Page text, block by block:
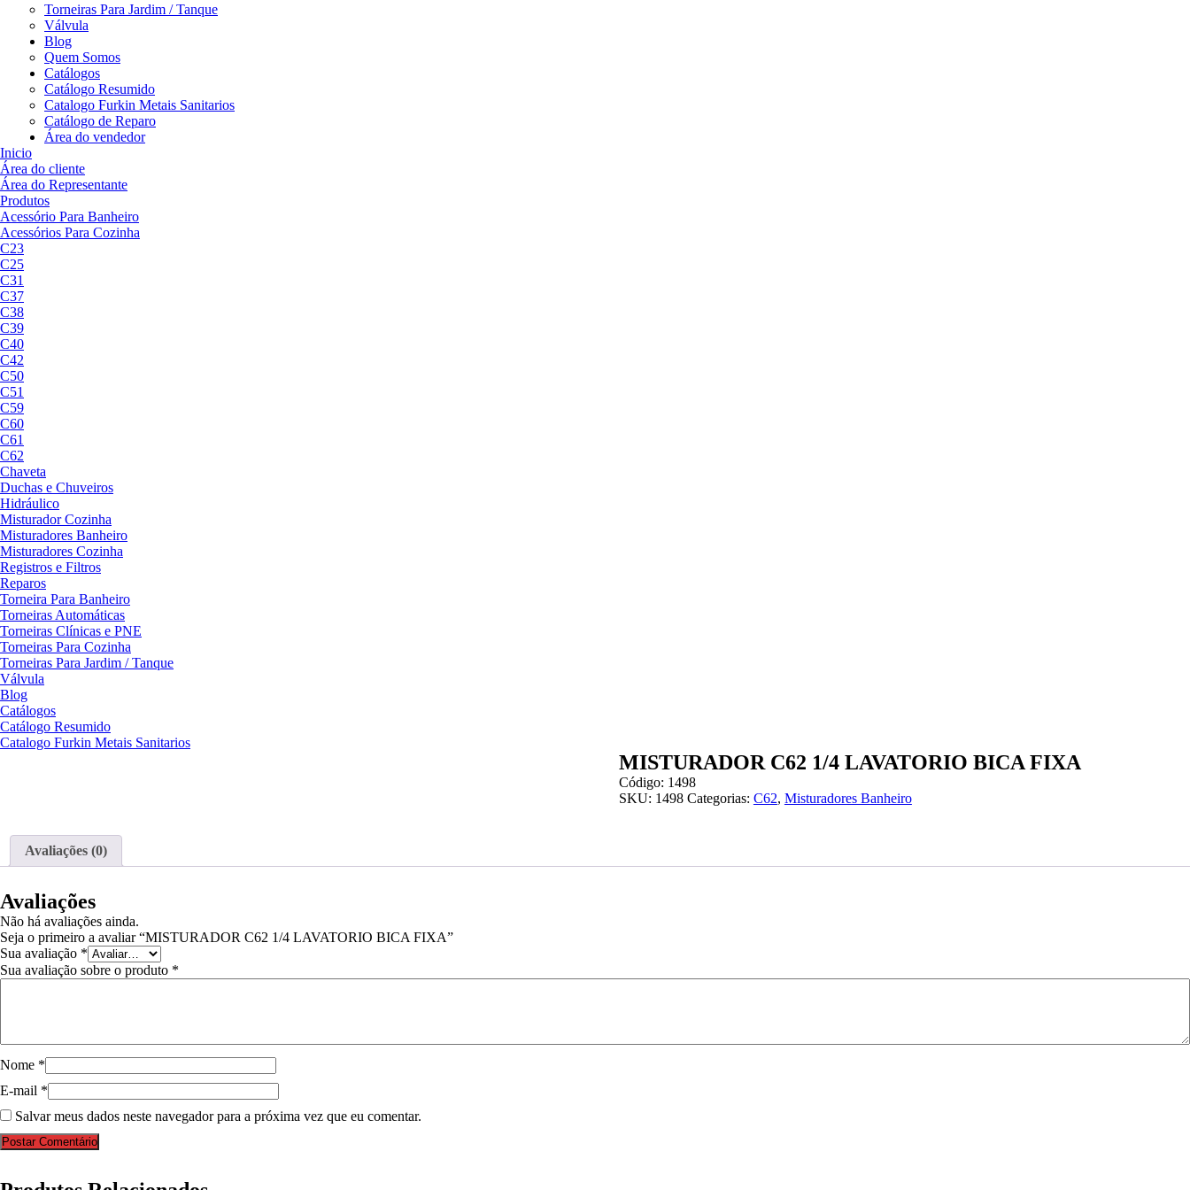
Torneiras Para Jardim / Tanque
Válvula
Blog
Quem Somos
Catálogos
Catálogo Resumido
Catalogo Furkin Metais Sanitarios
Catálogo de Reparo
Área do vendedor
Inicio
Área do cliente
Área do Representante
Produtos
Acessório Para Banheiro
Acessórios Para Cozinha
C23
C25
C31
C37
C38
C39
C40
C42
C50
C51
C59
C60
C61
C62
Chaveta
Duchas e Chuveiros
Hidráulico
Misturador Cozinha
Misturadores Banheiro
Misturadores Cozinha
Registros e Filtros
Reparos
Torneira Para Banheiro
Torneiras Automáticas
Torneiras Clínicas e PNE
Torneiras Para Cozinha
Torneiras Para Jardim / Tanque
Válvula
Blog
Catálogos
Catálogo Resumido
Catalogo Furkin Metais Sanitarios
MISTURADOR C62 1/4 LAVATORIO BICA FIXA
Código: 1498
SKU: 1498 Categorias: C62, Misturadores Banheiro
Avaliações (0)
Avaliações
Não há avaliações ainda.
Seja o primeiro a avaliar “MISTURADOR C62 1/4 LAVATORIO BICA FIXA”
Sua avaliação *
Sua avaliação sobre o produto *
Nome *
E-mail *
Salvar meus dados neste navegador para a próxima vez que eu comentar.
Postar Comentário